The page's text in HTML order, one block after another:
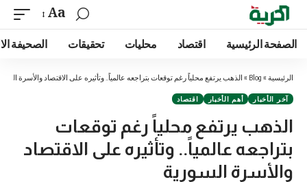
Aa
الصفحة الرئيسية اقتصاد محليات تحقيقات الصحيفة
الرئيسية »
Blog
» الذهب يرتفع محلياً رغم توقعات بتراجعه عالمياً.. وتأثيره على الاقتصاد والأسرة
آخر الأخبار أهم الأخبار اقتصاد
الذهب يرتفع محلياً رغم توقعات
بتراجعه عالمياً.. وتأثيره على الاقتصاد
والأسرة السورية